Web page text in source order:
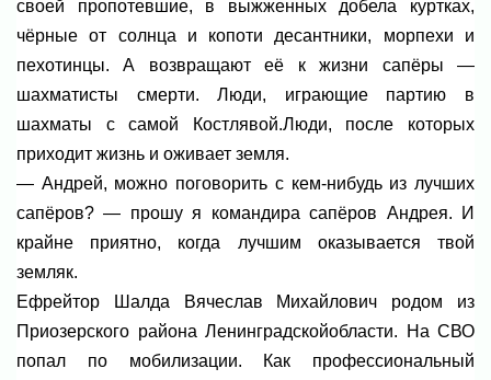
своей пропотевшие, в выжженных добела куртках,
чёрные от солнца и копоти десантники, морпехи и
пехотинцы. А возвращают её к жизни сапёры —
шахматисты смерти. Люди, играющие партию в
шахматы с самой Костлявой.Люди, после которых
приходит жизнь и оживает земля.
— Андрей, можно поговорить с кем-нибудь из лучших
сапёров? — прошу я командира сапёров Андрея. И
крайне приятно, когда лучшим оказывается твой
земляк.
Ефрейтор Шалда Вячеслав Михайлович родом из
Приозерского района Ленинградскойобласти. На СВО
попал по мобилизации. Как профессиональный